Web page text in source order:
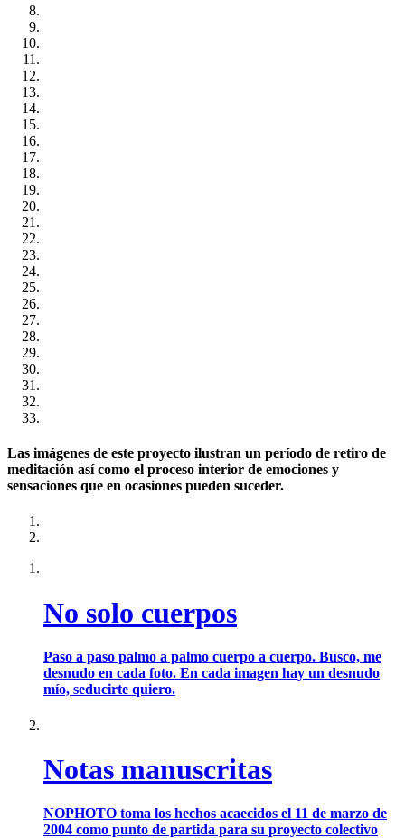
Las imágenes de este proyecto ilustran un período de retiro de
meditación así como el proceso interior de emociones y
sensaciones que en ocasiones pueden suceder.
No solo cuerpos
Paso a paso palmo a palmo cuerpo a cuerpo. Busco, me
desnudo en cada foto. En cada imagen hay un desnudo
mío, seducirte quiero.
Notas manuscritas
NOPHOTO toma los hechos acaecidos el 11 de marzo de
2004 como punto de partida para su proyecto colectivo